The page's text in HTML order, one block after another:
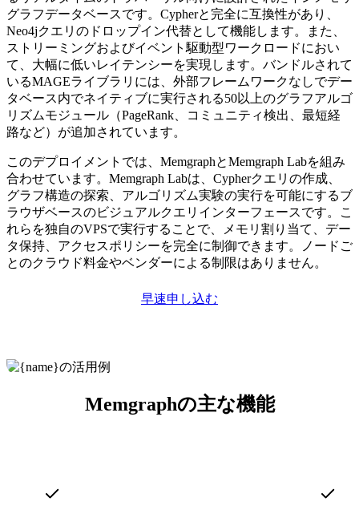
グラフデータベースです。Cypherと完全に互換性があり、
Neo4jクエリのドロップイン代替として機能します。また、
ストリーミングおよびイベント駆動型ワークロードにおい
て、大幅に低いレイテンシーを実現します。バンドルされて
いるMAGEライブラリには、外部フレームワークなしでデー
タベース内でネイティブに実行される50以上のグラフアルゴ
リズムモジュール（PageRank、コミュニティ検出、最短経
路など）が追加されています。
このデプロイメントでは、MemgraphとMemgraph Labを組み
合わせています。Memgraph Labは、Cypherクエリの作成、
グラフ構造の探索、アルゴリズム実験の実行を可能にするブ
ラウザベースのビジュアルクエリインターフェースです。こ
れらを独自のVPSで実行することで、メモリ割り当て、デー
タ保持、アクセスポリシーを完全に制御できます。ノードご
とのクラウド料金やベンダーによる制限はありません。
早速申し込む
Memgraphの主な機能